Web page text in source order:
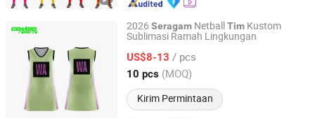
2026 Seragam NetballTim Kustom
Sublimasi Ramah Lingkungan
US$8-13 / pcs
10 pcs (MOQ)
Kirim Permintaan
Chuzhou Combo Sports Co., Ltd.
Anhui, China Harga mulai 2022